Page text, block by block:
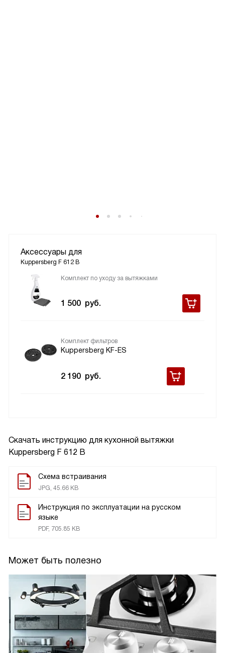
Скачать инструкцию для кухонной вытяжки
Kuppersberg F 612 B
Схема встраивания
JPG, 45.66 KB
Инструкция по эксплуатации на русском
языке
PDF, 705.85 KB
Может быть полезно
Аксессуары для
Kuppersberg F 612 B
Комплект по уходу за вытяжками
1 500 руб.
Комплект фильтров
Kuppersberg KF-ES
2 190 руб.